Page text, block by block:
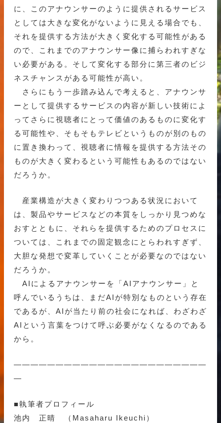
に、このアナウンサーのように提供されるサービス
としては大きな変化がないように見える場合でも、
それを提供する方法が大きく変化する可能性がある
ので、これまでのアナウンサー像に捕らわれすぎな
い必要がある。そして変化する部分に第三者のビジ
ネスチャンスがある可能性が高い。
さらにもう一歩踏み込んで考えると、アナウンサ
ーとして提供するサービスの内容が新しい技術によ
ってさらに視聴者にとって価値のあるものに変化す
る可能性や、そもそもテレビというものが別のもの
に置き換わって、視聴者に情報を提供する方法その
ものが大きく変わるという可能性もあるのではない
だろうか。
産業構造が大きく変わりつつある状況において
は、製品やサービスなどの本質をしっかり見つめな
おすとともに、それらを提供するためのプロセスに
ついては、これまでの固定観念にとらわれすぎず、
大胆な発想で変革していくことが必要なのではない
だろうか。
AIによるアナウンサーを「AIアナウンサー」と
呼んでいるうちは、まだAIが特別なものという存在
であるが、AIが当たり前の社会になれば、わざわざ
AIという言葉をつけて呼ぶ必要がなくなるのである
から。
———————————————————————
—
■執筆者プロフィール
池内 正晴 （Masaharu Ikeuchi）